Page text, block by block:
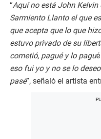
“Aquí no está John
Sarmiento Llanto el que
que acepta que lo que
estuvo privado de su
cometió, pagué y lo pagué
eso fui yo y no se lo
pasé”, señaló el artista